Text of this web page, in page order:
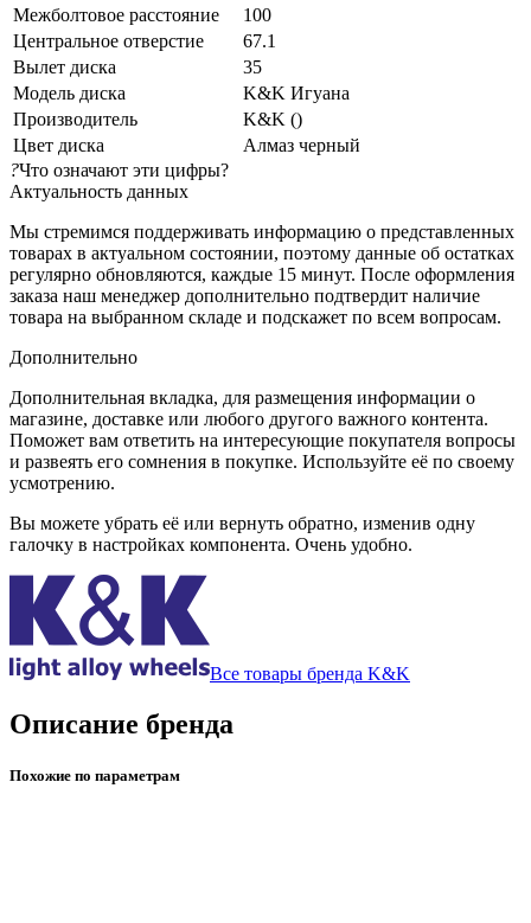
Межболтовое расстояние
100
Центральное отверстие
67.1
Вылет диска
35
Модель диска
K&K Игуана
Производитель
K&K ()
Цвет диска
Алмаз черный
?Что означают эти цифры?
Актуальность данных
Мы стремимся поддерживать информацию о представленных
товарах в актуальном состоянии, поэтому данные об остатках
регулярно обновляются, каждые 15 минут. После оформления
заказа наш менеджер дополнительно подтвердит наличие
товара на выбранном складе и подскажет по всем вопросам.
Дополнительно
Дополнительная вкладка, для размещения информации о
магазине, доставке или любого другого важного контента.
Поможет вам ответить на интересующие покупателя вопросы
и развеять его сомнения в покупке. Используйте её по своему
усмотрению.
Вы можете убрать её или вернуть обратно, изменив одну
галочку в настройках компонента. Очень удобно.
Все товары бренда K&K
Описание бренда
Похожие по параметрам